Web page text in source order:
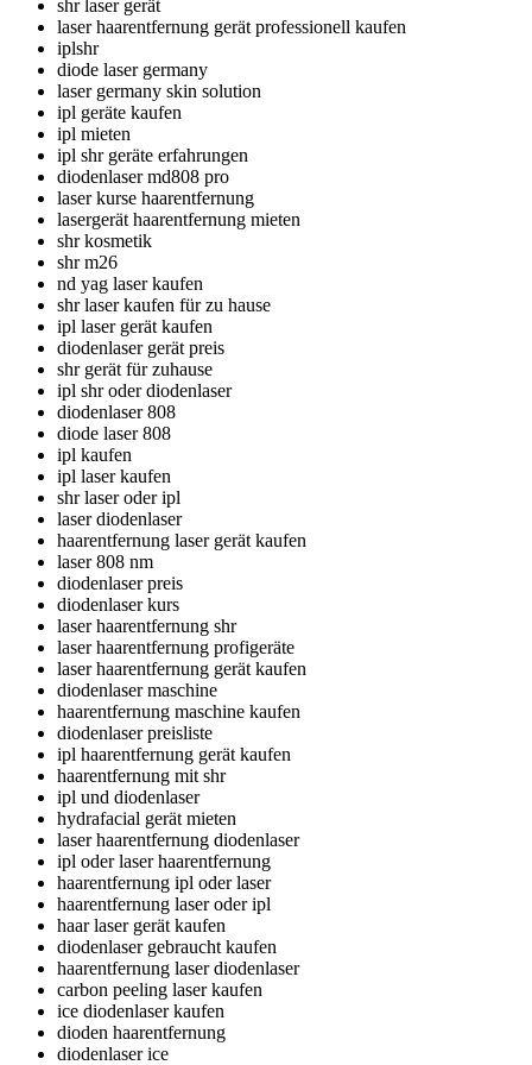
shr laser gerät
laser haarentfernung gerät professionell kaufen
iplshr
diode laser germany
laser germany skin solution
ipl geräte kaufen
ipl mieten
ipl shr geräte erfahrungen
diodenlaser md808 pro
laser kurse haarentfernung
lasergerät haarentfernung mieten
shr kosmetik
shr m26
nd yag laser kaufen
shr laser kaufen für zu hause
ipl laser gerät kaufen
diodenlaser gerät preis
shr gerät für zuhause
ipl shr oder diodenlaser
diodenlaser 808
diode laser 808
ipl kaufen
ipl laser kaufen
shr laser oder ipl
laser diodenlaser
haarentfernung laser gerät kaufen
laser 808 nm
diodenlaser preis
diodenlaser kurs
laser haarentfernung shr
laser haarentfernung profigeräte
laser haarentfernung gerät kaufen
diodenlaser maschine
haarentfernung maschine kaufen
diodenlaser preisliste
ipl haarentfernung gerät kaufen
haarentfernung mit shr
ipl und diodenlaser
hydrafacial gerät mieten
laser haarentfernung diodenlaser
ipl oder laser haarentfernung
haarentfernung ipl oder laser
haarentfernung laser oder ipl
haar laser gerät kaufen
diodenlaser gebraucht kaufen
haarentfernung laser diodenlaser
carbon peeling laser kaufen
ice diodenlaser kaufen
dioden haarentfernung
diodenlaser ice